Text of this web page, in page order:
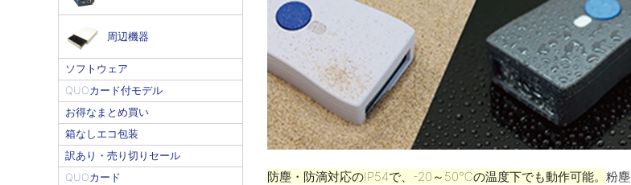
周辺機器
ソフトウェア
QUOカード付モデル
お得なまとめ買い
箱なしエコ包装
訳あり・売り切りセール
QUOカード
防塵・防滴対応のIP54で、-20～50℃の温度下でも動作可能。 粉塵